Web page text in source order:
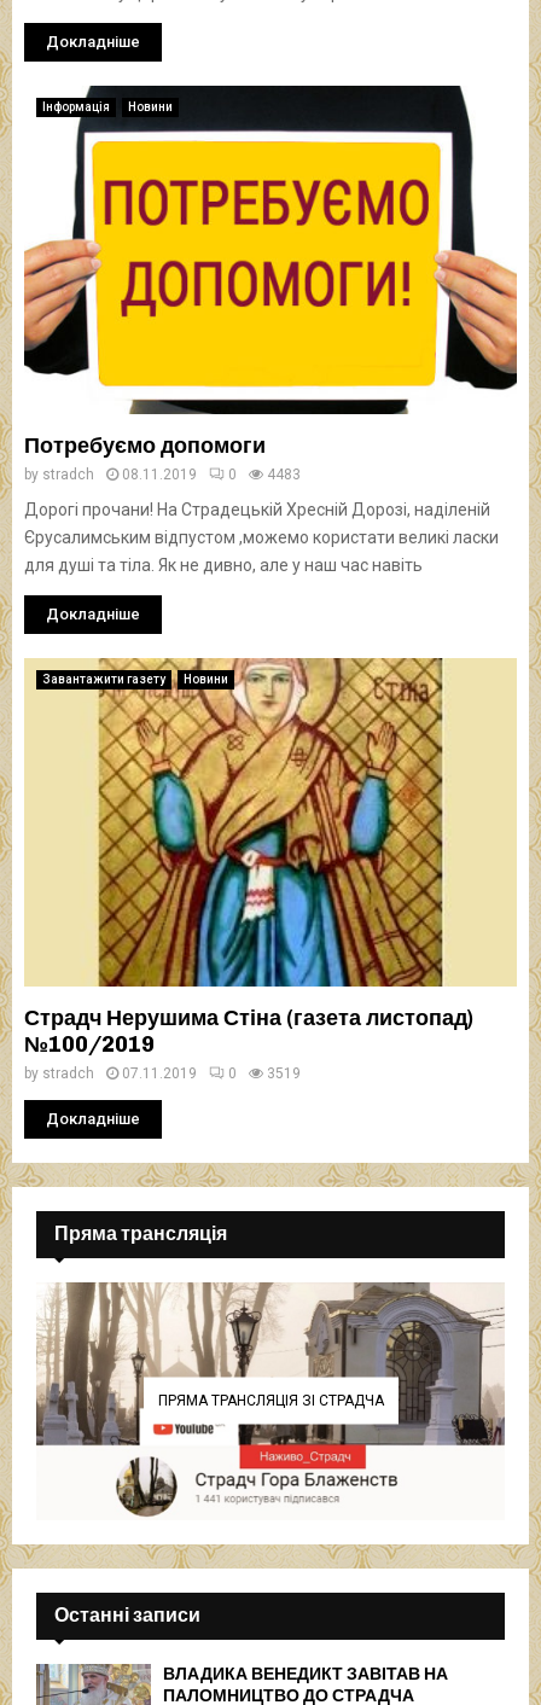
Докладніше
Інформація Новини
Потребуємо допомоги
by stradch 08.11.2019 0 4483
Дорогі прочани! На Страдецькій Хресній Дорозі, наділеній
Єрусалимським відпустом ,можемо користати великі ласки
для душі та тіла. Як не дивно, але у наш час навіть
Докладніше
Завантажити газету Новини
Страдч Нерушима Стіна (газета листопад)
№100/2019
by stradch 07.11.2019 0 3519
Докладніше
Пряма трансляція
ПРЯМА ТРАНСЛЯЦІЯ ЗІ СТРАДЧА
Останні записи
ВЛАДИКА ВЕНЕДИКТ ЗАВІТАВ НА
ПАЛОМНИЦТВО ДО СТРАДЧА